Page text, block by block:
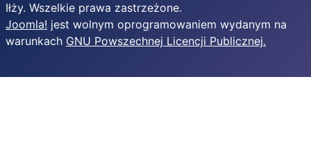
Iłży. Wszelkie prawa zastrzeżone.
Joomla! jest wolnym oprogramowaniem wydanym na
warunkach GNU Powszechnej Licencji Publicznej.